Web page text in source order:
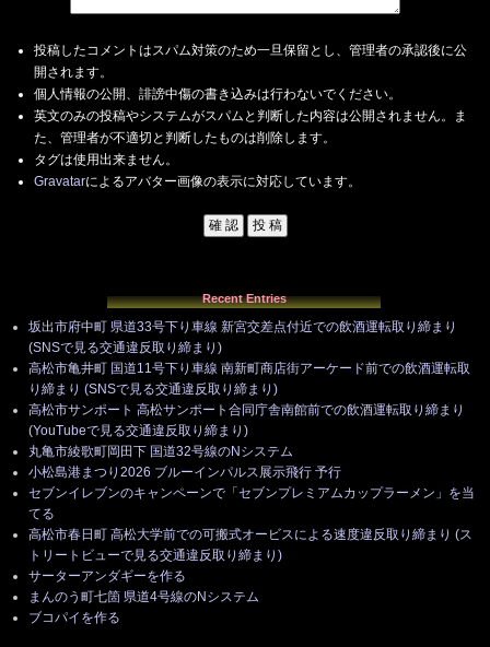
投稿したコメントはスパム対策のため一旦保留とし、管理者の承認後に公
開されます。
個人情報の公開、誹謗中傷の書き込みは行わないでください。
英文のみの投稿やシステムがスパムと判断した内容は公開されません。ま
た、管理者が不適切と判断したものは削除します。
タグは使用出来ません。
Gravatarによるアバター画像の表示に対応しています。
Recent Entries
坂出市府中町 県道33号下り車線 新宮交差点付近での飲酒運転取り締まり
(SNSで見る交通違反取り締まり)
高松市亀井町 国道11号下り車線 南新町商店街アーケード前での飲酒運転取
り締まり (SNSで見る交通違反取り締まり)
高松市サンポート 高松サンポート合同庁舎南館前での飲酒運転取り締まり
(YouTubeで見る交通違反取り締まり)
丸亀市綾歌町岡田下 国道32号線のNシステム
小松島港まつり2026 ブルーインパルス展示飛行 予行
セブンイレブンのキャンペーンで「セブンプレミアムカップラーメン」を当
てる
高松市春日町 高松大学前での可搬式オービスによる速度違反取り締まり (ス
トリートビューで見る交通違反取り締まり)
サーターアンダギーを作る
まんのう町七箇 県道4号線のNシステム
ブコパイを作る